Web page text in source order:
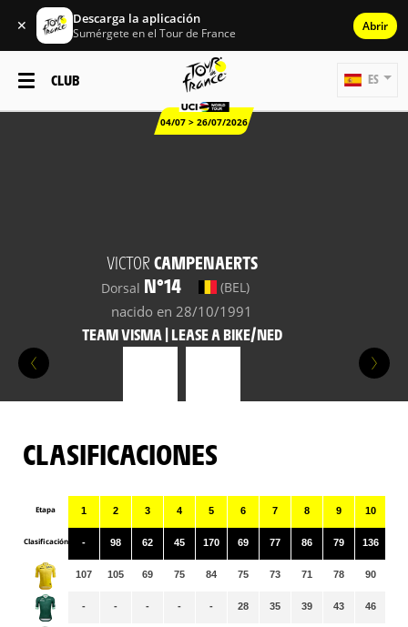
✕ Descarga la aplicación
Sumérgete en el Tour de France Abrir
CLUB
04/07 > 26/07/2026
ES
VICTOR CAMPENAERTS
Dorsal N°14 (BEL)
nacido en 28/10/1991
TEAM VISMA | LEASE A BIKE/NED
CLASIFICACIONES
Etapa
Clasificación
1
-
107
-
2
98
105
-
3
62
69
-
4
45
75
-
5
170
84
-
6
69
75
28
7
77
73
35
8
86
71
39
9
79
78
43
10
136
90
46